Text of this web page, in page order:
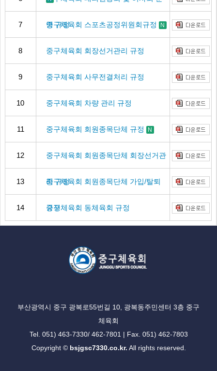
영 규정
7 중구체육회 스포츠공정위원회규정 N
8 중구체육회 회장선거관리 규정
9 중구체육회 사무전결처리 규정
10 중구체육회 차량 관리 규정
11 중구체육회 회원종목단체 규정 N
12 중구체육회 회원종목단체 회장선거관
리 규정
13 중구체육회 회원종목단체 가입/탈퇴
규정
14 중구체육회 동체육회 규정
부산광역시 중구 광복로55번길 10, 광복동주민센터 3층 중구
체육회
Tel. 051) 463-7330/ 462-7801 | Fax. 051) 462-7803
Copyright © bsjgsc7330.co.kr. All rights reserved.